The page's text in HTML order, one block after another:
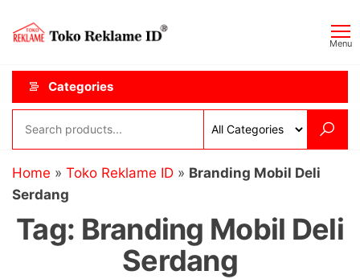
content
ID
Menu
Categories
Home » Toko Reklame ID » Branding Mobil Deli
Serdang
Tag: Branding Mobil Deli
Serdang